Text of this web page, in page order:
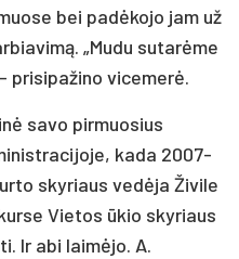
bei padėkojo jam už
„Mudu sutarėme
prisipažino vicemerė.
savo pirmuosius
kada 2007-
skyriaus vedėja Živile
Vietos ūkio skyriaus
Ir abi laimėjo. A.